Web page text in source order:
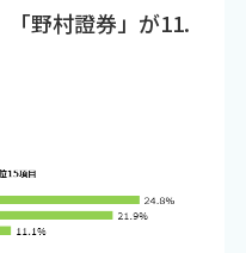
野村證券」が11.